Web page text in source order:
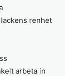
renhet
arbeta in